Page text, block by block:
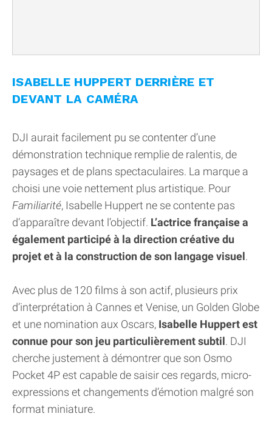
ISABELLE HUPPERT DERRIÈRE ET
DEVANT LA CAMÉRA
DJI aurait facilement pu se contenter d’une
démonstration technique remplie de ralentis, de
paysages et de plans spectaculaires. La marque a
choisi une voie nettement plus artistique. Pour
Familiarité, Isabelle Huppert ne se contente pas
d’apparaître devant l’objectif. L’actrice française a
également participé à la direction créative du
projet et à la construction de son langage visuel.
Avec plus de 120 films à son actif, plusieurs prix
d’interprétation à Cannes et Venise, un Golden Globe
et une nomination aux Oscars, Isabelle Huppert est
connue pour son jeu particulièrement subtil. DJI
cherche justement à démontrer que son Osmo
Pocket 4P est capable de saisir ces regards, micro-
expressions et changements d’émotion malgré son
format miniature.